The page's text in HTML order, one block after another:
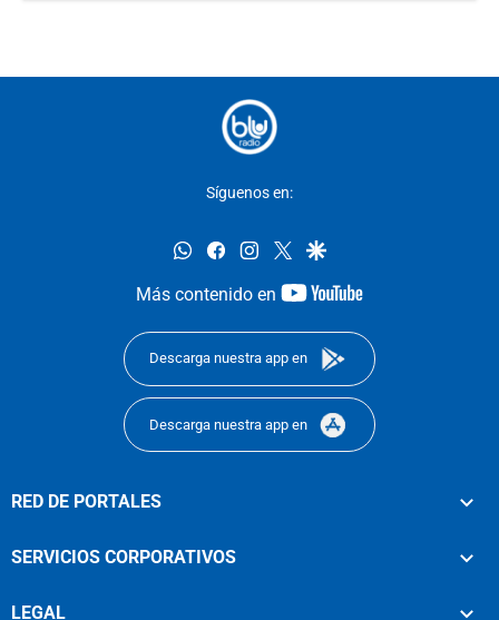
Síguenos en:
whatsappfacebookinstagram
twittergoogle
Más contenido en
youtube-
Descarga nuestra app en
Descarga nuestra app en
RED DE PORTALES
SERVICIOS CORPORATIVOS
LEGAL